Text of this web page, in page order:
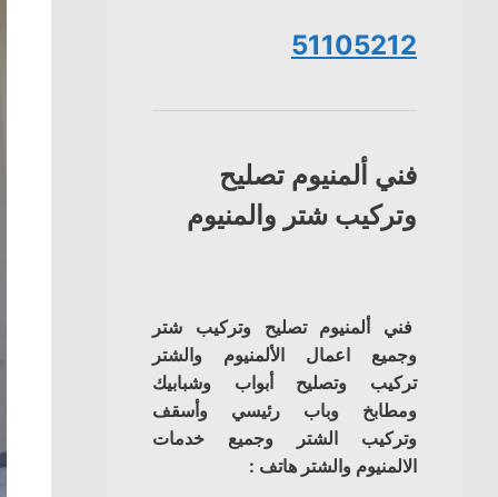
51105212
فني ألمنيوم تصليح
وتركيب شتر والمنيوم
فني ألمنيوم تصليح وتركيب شتر
وجميع اعمال الألمنيوم والشتر
تركيب وتصليح أبواب وشبابيك
ومطابخ وباب رئيسي وأسقف
وتركيب الشتر وجميع خدمات
الالمنيوم والشتر هاتف :